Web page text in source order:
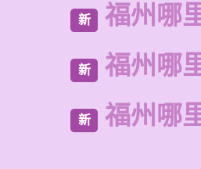
新 福州哪
新 福州哪
新 福州哪